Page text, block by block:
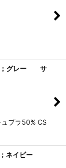
グレー サ
プラ50% CS
ネイビー